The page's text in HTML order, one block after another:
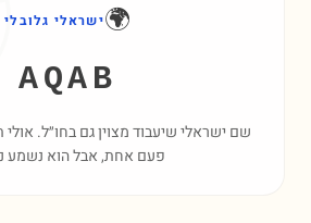
🌍ישראלי גלובלי
AQAB
שם ישראלי שיעבוד מצוין גם בחו״ל.
פעם אחת, אבל הוא נשמע